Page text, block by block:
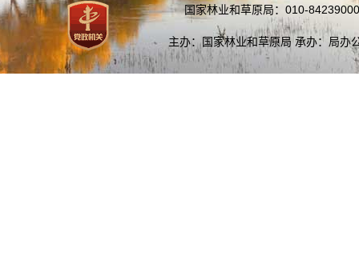
国家林业和草原局：010-
主办：国家林业和草原局 承办：局办